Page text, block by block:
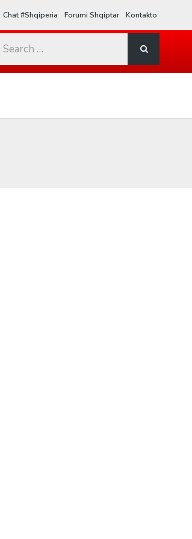
Chat #Shqiperia Forumi Shqiptar Kontakto
Search